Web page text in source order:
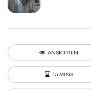
ANSICHTEN
15 MINS